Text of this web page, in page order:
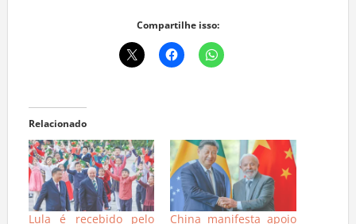
Compartilhe isso:
Relacionado
Lula é recebido pelo
China manifesta apoio